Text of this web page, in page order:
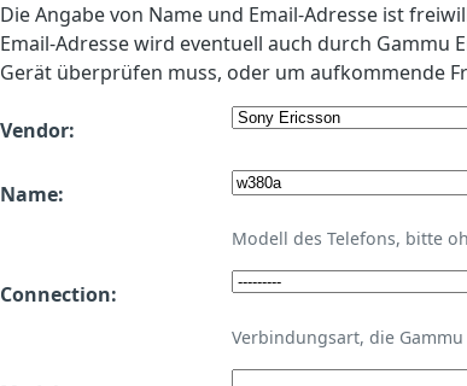
Die Angabe von Name und Email-Adresse ist
Email-Adresse wird eventuell auch durch
Gerät überprüfen muss, oder um aufkommende
Vendor:
Name:
Modell des Telefons, bitte
Connection:
Verbindungsart, die